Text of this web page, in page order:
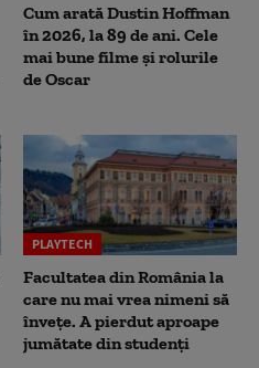
Cum arată Dustin Hoffman
în 2026, la 89 de ani. Cele
mai bune filme și rolurile
de Oscar
PLAYTECH
Facultatea din România la
care nu mai vrea nimeni să
înveţe. A pierdut aproape
jumătate din studenţi